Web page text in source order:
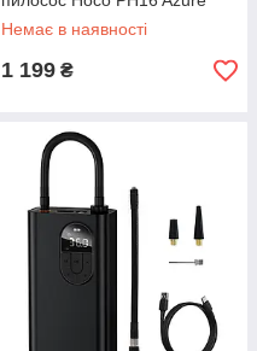
Немає в наявності
1 199 ₴